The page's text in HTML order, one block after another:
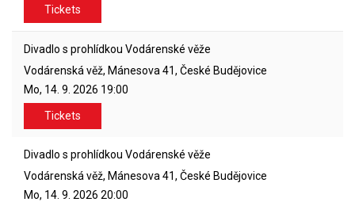
Tickets
Divadlo s prohlídkou Vodárenské věže
Vodárenská věž, Mánesova 41, České Budějovice
Mo, 14. 9. 2026 19:00
Tickets
Divadlo s prohlídkou Vodárenské věže
Vodárenská věž, Mánesova 41, České Budějovice
Mo, 14. 9. 2026 20:00